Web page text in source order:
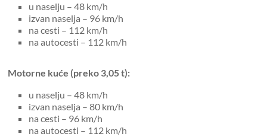
u naselju – 48 km/h
izvan naselja – 96 km/h
na cesti – 112 km/h
na autocesti – 112 km/h
Motorne kuće (preko 3,05 t):
u naselju – 48 km/h
izvan naselja – 80 km/h
na cesti – 96 km/h
na autocesti – 112 km/h